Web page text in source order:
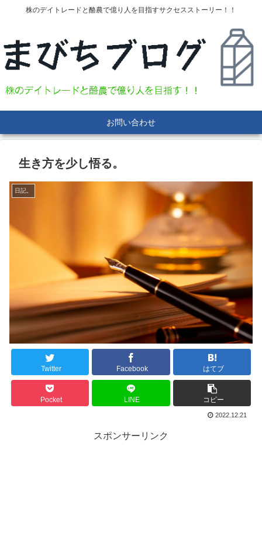
株のデイトレードと酪農で億り人を目指すサクセスストーリー！！
お問い合わせ
生き方を少し悟る。
日記。
Twitter Facebook はてブ
Pocket LINE コピー
2022.12.21
スポンサーリンク